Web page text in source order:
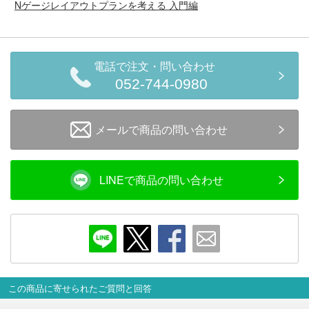
会員ランクについて
会社概要
レビューについて
Nゲージレイアウトプランを考える 入門編
電話で注文・問い合わせ
052-744-0980
メールで商品の問い合わせ
LINEで商品の問い合わせ
この商品に寄せられたご質問と回答